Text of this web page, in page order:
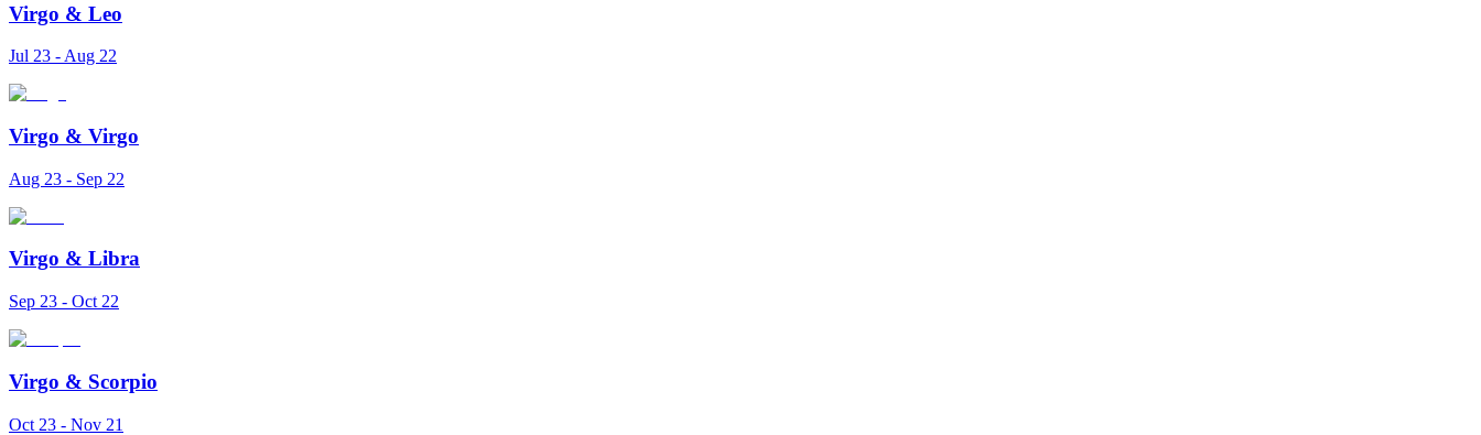
Virgo & Leo
Jul 23 - Aug 22
Virgo & Virgo
Aug 23 - Sep 22
Virgo & Libra
Sep 23 - Oct 22
Virgo & Scorpio
Oct 23 - Nov 21